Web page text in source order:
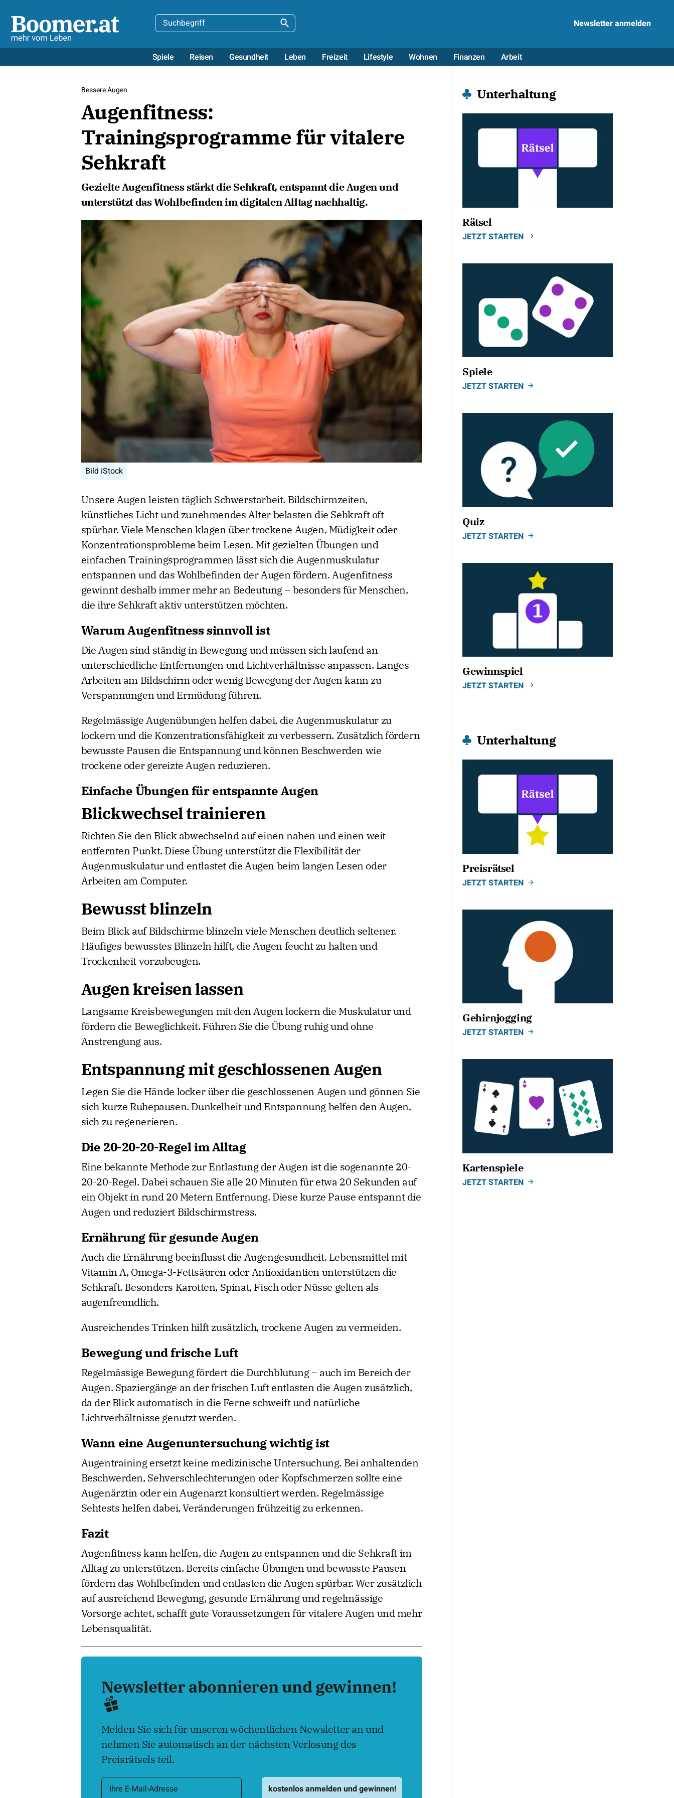
Newsletter anmelden
Spiele Reisen Gesundheit Leben Freizeit Lifestyle Wohnen Finanzen Arbeit
Bessere Augen
Augenfitness:
Trainingsprogramme für vitalere
Sehkraft
Gezielte Augenfitness stärkt die Sehkraft, entspannt die Augen und
unterstützt das Wohlbefinden im digitalen Alltag nachhaltig.
Bild iStock
Unsere Augen leisten täglich Schwerstarbeit. Bildschirmzeiten,
künstliches Licht und zunehmendes Alter belasten die Sehkraft oft
spürbar. Viele Menschen klagen über trockene Augen, Müdigkeit oder
Konzentrationsprobleme beim Lesen. Mit gezielten Übungen und
einfachen Trainingsprogrammen lässt sich die Augenmuskulatur
entspannen und das Wohlbefinden der Augen fördern. Augenfitness
gewinnt deshalb immer mehr an Bedeutung – besonders für Menschen,
die ihre Sehkraft aktiv unterstützen möchten.
Warum Augenfitness sinnvoll ist
Die Augen sind ständig in Bewegung und müssen sich laufend an
unterschiedliche Entfernungen und Lichtverhältnisse anpassen. Langes
Arbeiten am Bildschirm oder wenig Bewegung der Augen kann zu
Verspannungen und Ermüdung führen.
Regelmässige Augenübungen helfen dabei, die Augenmuskulatur zu
lockern und die Konzentrationsfähigkeit zu verbessern. Zusätzlich fördern
bewusste Pausen die Entspannung und können Beschwerden wie
trockene oder gereizte Augen reduzieren.
Einfache Übungen für entspannte Augen
Blickwechsel trainieren
Richten Sie den Blick abwechselnd auf einen nahen und einen weit
entfernten Punkt. Diese Übung unterstützt die Flexibilität der
Augenmuskulatur und entlastet die Augen beim langen Lesen oder
Arbeiten am Computer.
Bewusst blinzeln
Beim Blick auf Bildschirme blinzeln viele Menschen deutlich seltener.
Häufiges bewusstes Blinzeln hilft, die Augen feucht zu halten und
Trockenheit vorzubeugen.
Augen kreisen lassen
Langsame Kreisbewegungen mit den Augen lockern die Muskulatur und
fördern die Beweglichkeit. Führen Sie die Übung ruhig und ohne
Anstrengung aus.
Entspannung mit geschlossenen Augen
Legen Sie die Hände locker über die geschlossenen Augen und gönnen Sie
sich kurze Ruhepausen. Dunkelheit und Entspannung helfen den Augen,
sich zu regenerieren.
Die 20-20-20-Regel im Alltag
Eine bekannte Methode zur Entlastung der Augen ist die sogenannte 20-
20-20-Regel. Dabei schauen Sie alle 20 Minuten für etwa 20 Sekunden auf
ein Objekt in rund 20 Metern Entfernung. Diese kurze Pause entspannt die
Augen und reduziert Bildschirmstress.
Ernährung für gesunde Augen
Auch die Ernährung beeinflusst die Augengesundheit. Lebensmittel mit
Vitamin A, Omega-3-Fettsäuren oder Antioxidantien unterstützen die
Sehkraft. Besonders Karotten, Spinat, Fisch oder Nüsse gelten als
augenfreundlich.
Ausreichendes Trinken hilft zusätzlich, trockene Augen zu vermeiden.
Bewegung und frische Luft
Regelmässige Bewegung fördert die Durchblutung – auch im Bereich der
Augen. Spaziergänge an der frischen Luft entlasten die Augen zusätzlich,
da der Blick automatisch in die Ferne schweift und natürliche
Lichtverhältnisse genutzt werden.
Wann eine Augenuntersuchung wichtig ist
Augentraining ersetzt keine medizinische Untersuchung. Bei anhaltenden
Beschwerden, Sehverschlechterungen oder Kopfschmerzen sollte eine
Augenärztin oder ein Augenarzt konsultiert werden. Regelmässige
Sehtests helfen dabei, Veränderungen frühzeitig zu erkennen.
Fazit
Augenfitness kann helfen, die Augen zu entspannen und die Sehkraft im
Alltag zu unterstützen. Bereits einfache Übungen und bewusste Pausen
fördern das Wohlbefinden und entlasten die Augen spürbar. Wer zusätzlich
auf ausreichend Bewegung, gesunde Ernährung und regelmässige
Vorsorge achtet, schafft gute Voraussetzungen für vitalere Augen und mehr
Lebensqualität.
Newsletter abonnieren und gewinnen!
Melden Sie sich für unseren wöchentlichen Newsletter an und
nehmen Sie automatisch an der nächsten Verlosung des
Preisrätsels teil.
Unterhaltung
Rätsel
JETZT STARTEN
Spiele
JETZT STARTEN
Quiz
JETZT STARTEN
Gewinnspiel
JETZT STARTEN
Unterhaltung
Preisrätsel
JETZT STARTEN
Gehirnjogging
JETZT STARTEN
Kartenspiele
JETZT STARTEN